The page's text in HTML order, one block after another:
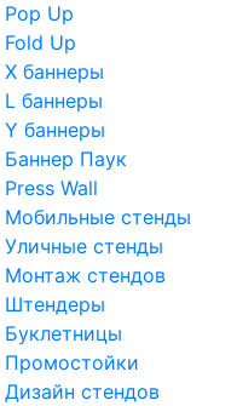
Pop Up
Fold Up
Х баннеры
L баннеры
Y баннеры
Баннер Паук
Press Wall
Мобильные стенды
Уличные стенды
Монтаж стендов
Штендеры
Буклетницы
Промостойки
Дизайн стендов